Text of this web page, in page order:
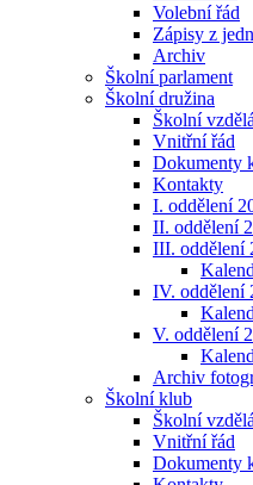
Volební řád
Zápisy z
Archiv
Školní parlament
Školní družina
Školní
Vnitřní řád
Dokumenty
Kontakty
I. oddělení
II. oddělení
III. oddělení
IV. oddělení
V. oddělení
Archiv
Školní klub
Školní
Vnitřní řád
Dokumenty